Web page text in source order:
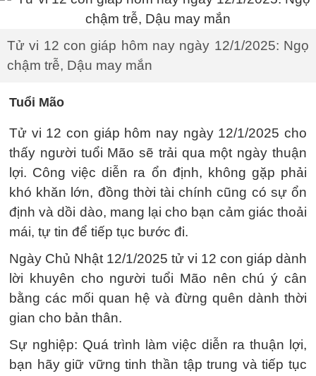
Tử vi 12 con giáp hôm nay ngày 12/1/2025: Ngọ
chậm trễ, Dậu may mắn
Tuổi Mão
Tử vi 12 con giáp hôm nay ngày 12/1/2025 cho
thấy người tuổi Mão sẽ trải qua một ngày thuận
lợi. Công việc diễn ra ổn định, không gặp phải
khó khăn lớn, đồng thời tài chính cũng có sự ổn
định và dồi dào, mang lại cho bạn cảm giác thoải
mái, tự tin để tiếp tục bước đi.
Ngày Chủ Nhật 12/1/2025 tử vi 12 con giáp dành
lời khuyên cho người tuổi Mão nên chú ý cân
bằng các mối quan hệ và đừng quên dành thời
gian cho bản thân.
Sự nghiệp: Quá trình làm việc diễn ra thuận lợi,
bạn hãy giữ vững tinh thần tập trung và tiếp tục